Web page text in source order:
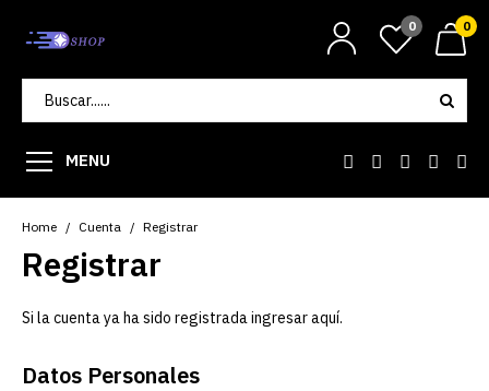
0 0
MENU
Home Cuenta Registrar
Registrar
Si la cuenta ya ha sido registrada ingresaraquí.
Datos Personales